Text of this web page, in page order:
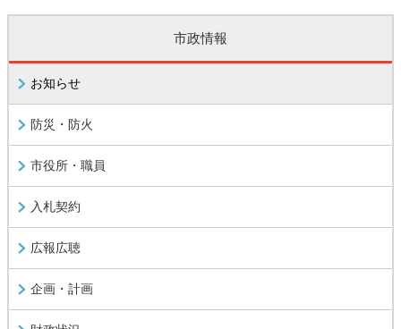
市政情報
お知らせ
防災・防火
市役所・職員
入札契約
広報広聴
企画・計画